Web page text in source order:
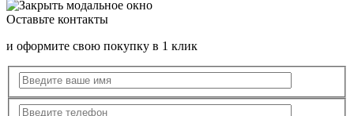
Оставьте контакты
и оформите свою покупку в 1 клик